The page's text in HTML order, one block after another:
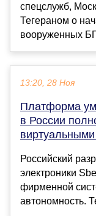
спецслужб,
Тегераном о
вооруженных
13:20, 28 Ноя
Платформа
в России
Российский
электроники
фирменной
автономность.